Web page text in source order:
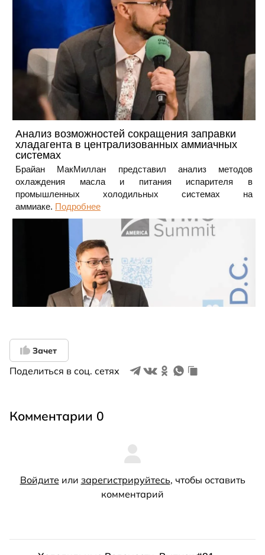
Зачет
Поделиться в соц. сетях
Комментарии 0
Войдите или зарегистрируйтесь, чтобы оставить
комментарий